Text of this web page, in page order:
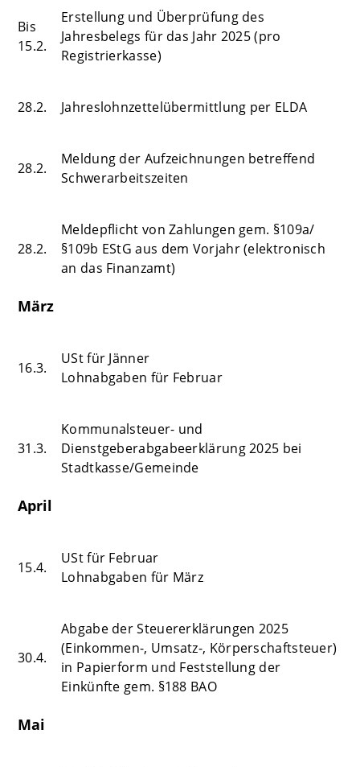
Bis
15.2.
Erstellung und Überprüfung des
Jahresbelegs für das Jahr 2025 (pro
Registrierkasse)
28.2. Jahreslohnzettelübermittlung per ELDA
28.2.
Meldung der Aufzeichnungen betreffend
Schwerarbeitszeiten
28.2.
Meldepflicht von Zahlungen gem. §109a/
§109b EStG aus dem Vorjahr (elektronisch
an das Finanzamt)
März
16.3.
USt für Jänner
Lohnabgaben für Februar
31.3.
Kommunalsteuer- und
Dienstgeberabgabeerklärung 2025 bei
Stadtkasse/Gemeinde
April
15.4.
USt für Februar
Lohnabgaben für März
30.4.
Abgabe der Steuererklärungen 2025
(Einkommen-, Umsatz-, Körperschaftsteuer)
in Papierform und Feststellung der
Einkünfte gem. §188 BAO
Mai